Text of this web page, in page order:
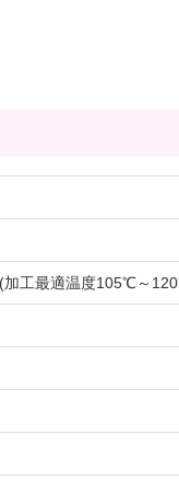
加工最適温度105℃～